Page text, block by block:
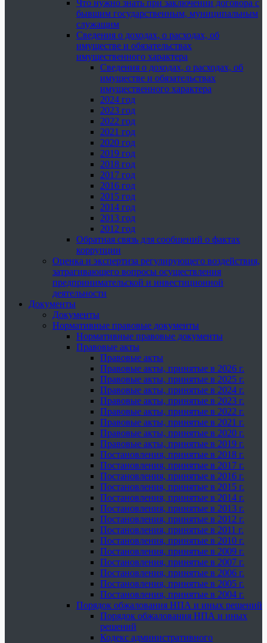
Что нужно знать при заключении договора с
бывшим государственным, муниципальным
служащим
Сведения о доходах, о расходах, об
имуществе и обязательствах
имущественного характера
Сведения о доходах, о расходах, об
имуществе и обязательствах
имущественного характера
2024 год
2023 год
2022 год
2021 год
2020 год
2019 год
2018 год
2017 год
2016 год
2015 год
2014 год
2013 год
2012 год
Обратная связь для сообщений о фактах
коррупции
Оценка и экспертиза регулирующего воздействия,
затрагивающего вопросы осуществления
предпринимательской и инвестиционной
деятельности
Документы
Документы
Нормативные правовые документы
Нормативные правовые документы
Правовые акты
Правовые акты
Правовые акты, принятые в 2026 г.
Правовые акты, принятые в 2025 г.
Правовые акты, принятые в 2024 г.
Правовые акты, принятые в 2023 г.
Правовые акты, принятые в 2022 г.
Правовые акты, принятые в 2021 г.
Правовые акты, принятые в 2020 г.
Правовые акты, принятые в 2019 г.
Постановления, принятые в 2018 г.
Постановления, принятые в 2017 г.
Постановления, принятые в 2016 г.
Постановления, принятые в 2015 г.
Постановления, принятые в 2014 г.
Постановления, принятые в 2013 г.
Постановления, принятые в 2012 г.
Постановления, принятые в 2011 г.
Постановления, принятые в 2010 г.
Постановления, принятые в 2009 г.
Постановления, принятые в 2007 г.
Постановления, принятые в 2006 г.
Постановления, принятые в 2005 г.
Постановления, принятые в 2004 г.
Порядок обжалования НПА и иных решений
Порядок обжалования НПА и иных
решений
Кодекс административного